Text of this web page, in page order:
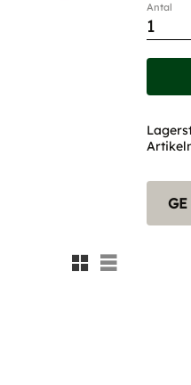
Rutnätsvy
Listvy
Antal